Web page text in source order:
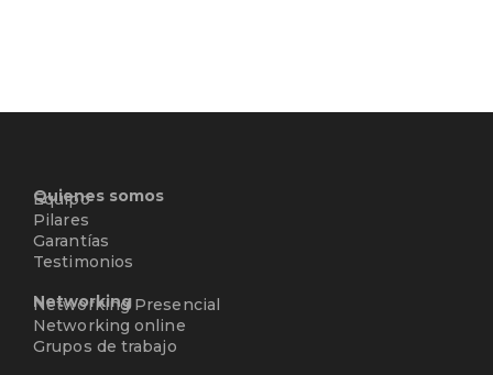
Quienes somos
Equipo
Pilares
Garantías
Testimonios
Networking
Networking Presencial
Networking online
Grupos de trabajo